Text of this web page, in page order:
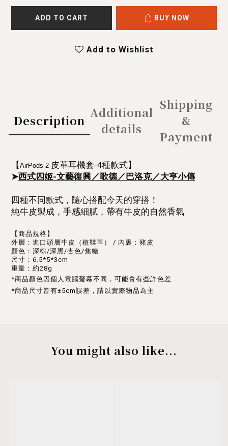
ADD TO CART BUY NOW
Add to Wishlist
Description
Additional
details
Shipping
&
Payment
【 AirPods 2 皮革耳機套-4種款式】
➤西式四姬-文藝復興／歌德／巴洛克／大亨小傳
四種不同款式，隨心搭配今天的穿搭！
純牛皮製成，手感細膩，帶有牛皮的自然香氣
【商品規格】
外層：進口頭層牛皮（植鞣革） / 內裏：豬皮
顏色：深棕/深黑/杏色/焦糖
尺寸：6.5*5*3cm
重量：約28g
*商品顏色因個人電腦螢幕不同，可能會有些許色差
*商品尺寸皆有±5cm誤差，請以實際物品為主
You might also like...